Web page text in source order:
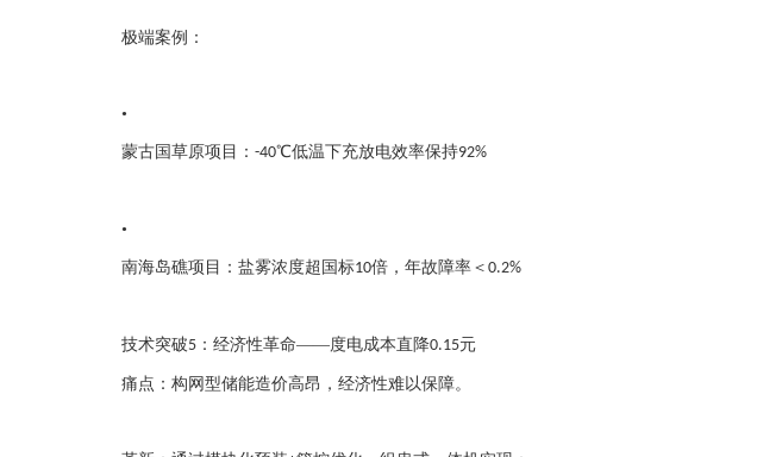
极端案例：
•
蒙古国草原项目： -40℃低温下充放电效率保持92%
•
南海岛礁项目：盐雾浓度超国标10倍，年故障率＜ 0.2%
技术突破5 ：经济性革命——度电成本直降0.15元
痛点：构网型储能造价高昂，经济性难以保障。